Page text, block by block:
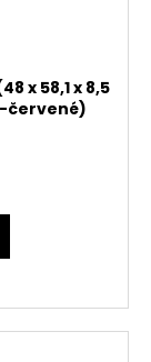
x 58,1 x 8,5
červené)